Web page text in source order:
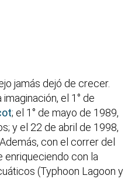
jamás dejó de crecer.
el 1° de
; el 1° de mayo de 1989,
y el 22 de abril de 1998,
con el correr del
enriqueciendo con la
(Typhoon Lagoon y